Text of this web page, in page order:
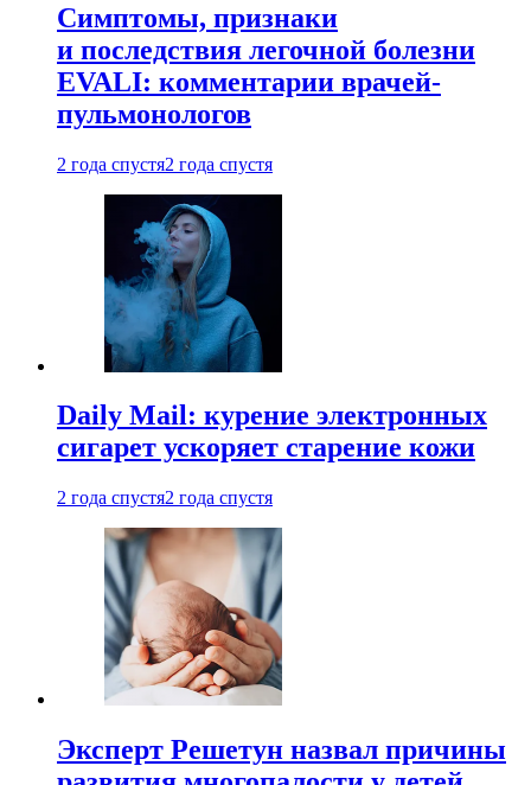
Симптомы, признаки
и последствия легочной болезни
EVALI: комментарии врачей-
пульмонологов
2 года спустя2 года спустя
Daily Mail: курение электронных
сигарет ускоряет старение кожи
2 года спустя2 года спустя
Эксперт Решетун назвал причины